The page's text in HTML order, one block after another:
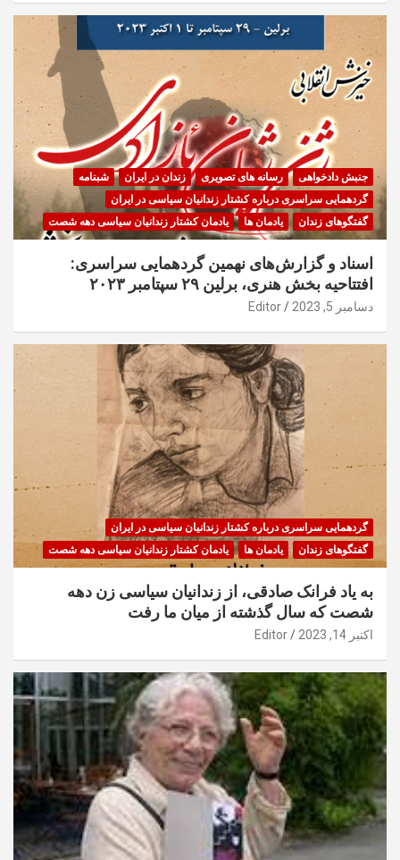
جنبش دادخواهی رسانه های تصویری زندان در ایران
شبنامه
گردهمایی سراسری درباره کشتار زندانیان سیاسی در ایران
گفتگوهای زندان
یادمان ها یادمان کشتار زندانیان سیاسی دهه شصت
اسناد و گزارش‌های نهمین گردهمایی سراسری:
افتتاحیه بخش هنری، برلین ۲۹ سپتامبر ۲۰۲۳
دسامبر 5, 2023 Editor
گردهمایی سراسری درباره کشتار زندانیان سیاسی در ایران
گفتگوهای زندان
یادمان ها یادمان کشتار زندانیان سیاسی دهه شصت
به یاد فرانک صادقی، از زندانیان سیاسی زن دهه
شصت که سال گذشته از میان ما رفت
اکتبر 14, 2023 Editor